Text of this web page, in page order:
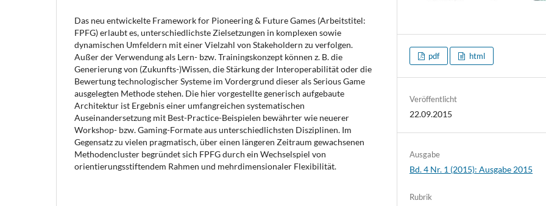
Das neu entwickelte Framework for Pioneering & Future Games (Arbeitstitel:
FPFG) erlaubt es, unterschiedlichste Zielsetzungen in komplexen sowie
dynamischen Umfeldern mit einer Vielzahl von Stakeholdern zu verfolgen.
Außer der Verwendung als Lern- bzw. Trainingskonzept können z. B. die
Generierung von (Zukunfts-)Wissen, die Stärkung der Interoperabilität oder die
Bewertung technologischer Systeme im Vordergrund dieser als Serious Game
ausgelegten Methode stehen. Die hier vorgestellte generisch aufgebaute
Architektur ist Ergebnis einer umfangreichen systematischen
Auseinandersetzung mit Best-Practice-Beispielen bewährter wie neuerer
Workshop- bzw. Gaming-Formate aus unterschiedlichsten Disziplinen. Im
Gegensatz zu vielen pragmatisch, über einen längeren Zeitraum gewachsenen
Methodencluster begründet sich FPFG durch ein Wechselspiel von
orientierungsstiftendem Rahmen und mehrdimensionaler Flexibilität.
pdf html
Veröffentlicht
22.09.2015
Ausgabe
Bd. 4 Nr. 1 (2015): Ausgabe 2015
Rubrik